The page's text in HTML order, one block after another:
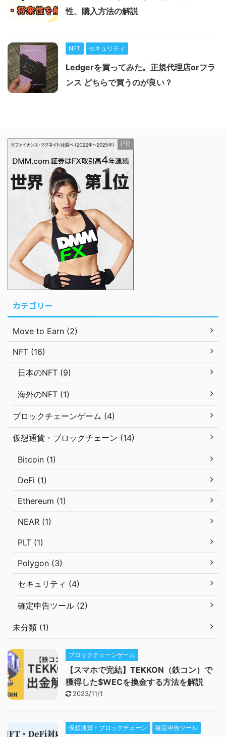
性、購入方法の解説
NFT セキュリティ
Ledgerを買ってみた。正規代理店orフラ
ンス どちらで買うのが良い？
カテゴリー
Move to Earn (2)
NFT (16)
日本のNFT (9)
海外のNFT (1)
ブロックチェーンゲーム (4)
仮想通貨・ブロックチェーン (14)
Bitcoin (1)
DeFi (1)
Ethereum (1)
NEAR (1)
PLT (1)
Polygon (3)
セキュリティ (4)
確定申告ツール (2)
未分類 (1)
ブロックチェーンゲーム
【スマホで完結】TEKKON（鉄コン）で
獲得した$WECを換金する方法を解説
2023/11/1
仮想通貨・ブロックチェーン 確定申告ツール